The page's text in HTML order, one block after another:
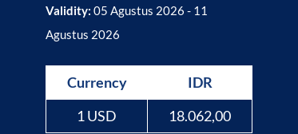
Validity: 05 Agustus 2026 - 11
Agustus 2026
Currency
IDR
1 USD
18.062,00